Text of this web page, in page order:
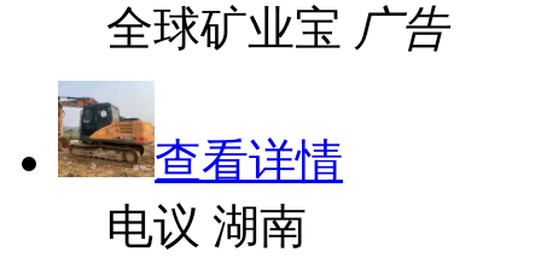
全球矿业宝 广告
查看详情
电议 湖南